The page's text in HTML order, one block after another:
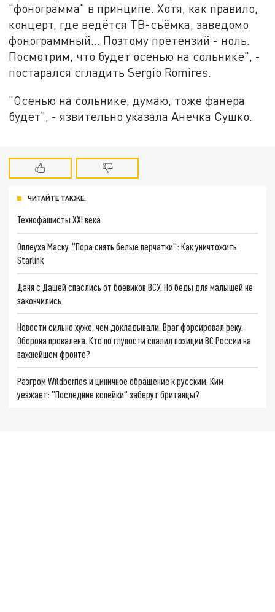
"фонограмма" в принципе. Хотя, как правило,
концерт, где ведётся ТВ-съёмка, заведомо
фонограммный... Поэтому претензий - ноль.
Посмотрим, что будет осенью на сольнике", -
постарался сгладить Sergio Romires.
"Осенью на сольнике, думаю, тоже фанера
будет", - язвительно указала Анечка Сушко.
ЧИТАЙТЕ ТАКЖЕ:
Технофашисты XXI века
Оплеуха Маску. "Пора снять белые перчатки": Как уничтожить
Starlink
Даня с Дашей спаслись от боевиков ВСУ. Но беды для малышей не
закончились
Новости сильно хуже, чем докладывали. Враг форсировал реку.
Оборона провалена. Кто по глупости спалил позиции ВС России на
важнейшем фронте?
Разгром Wildberries и циничное обращение к русским, Ким
уезжает: "Последние копейки" заберут британцы?